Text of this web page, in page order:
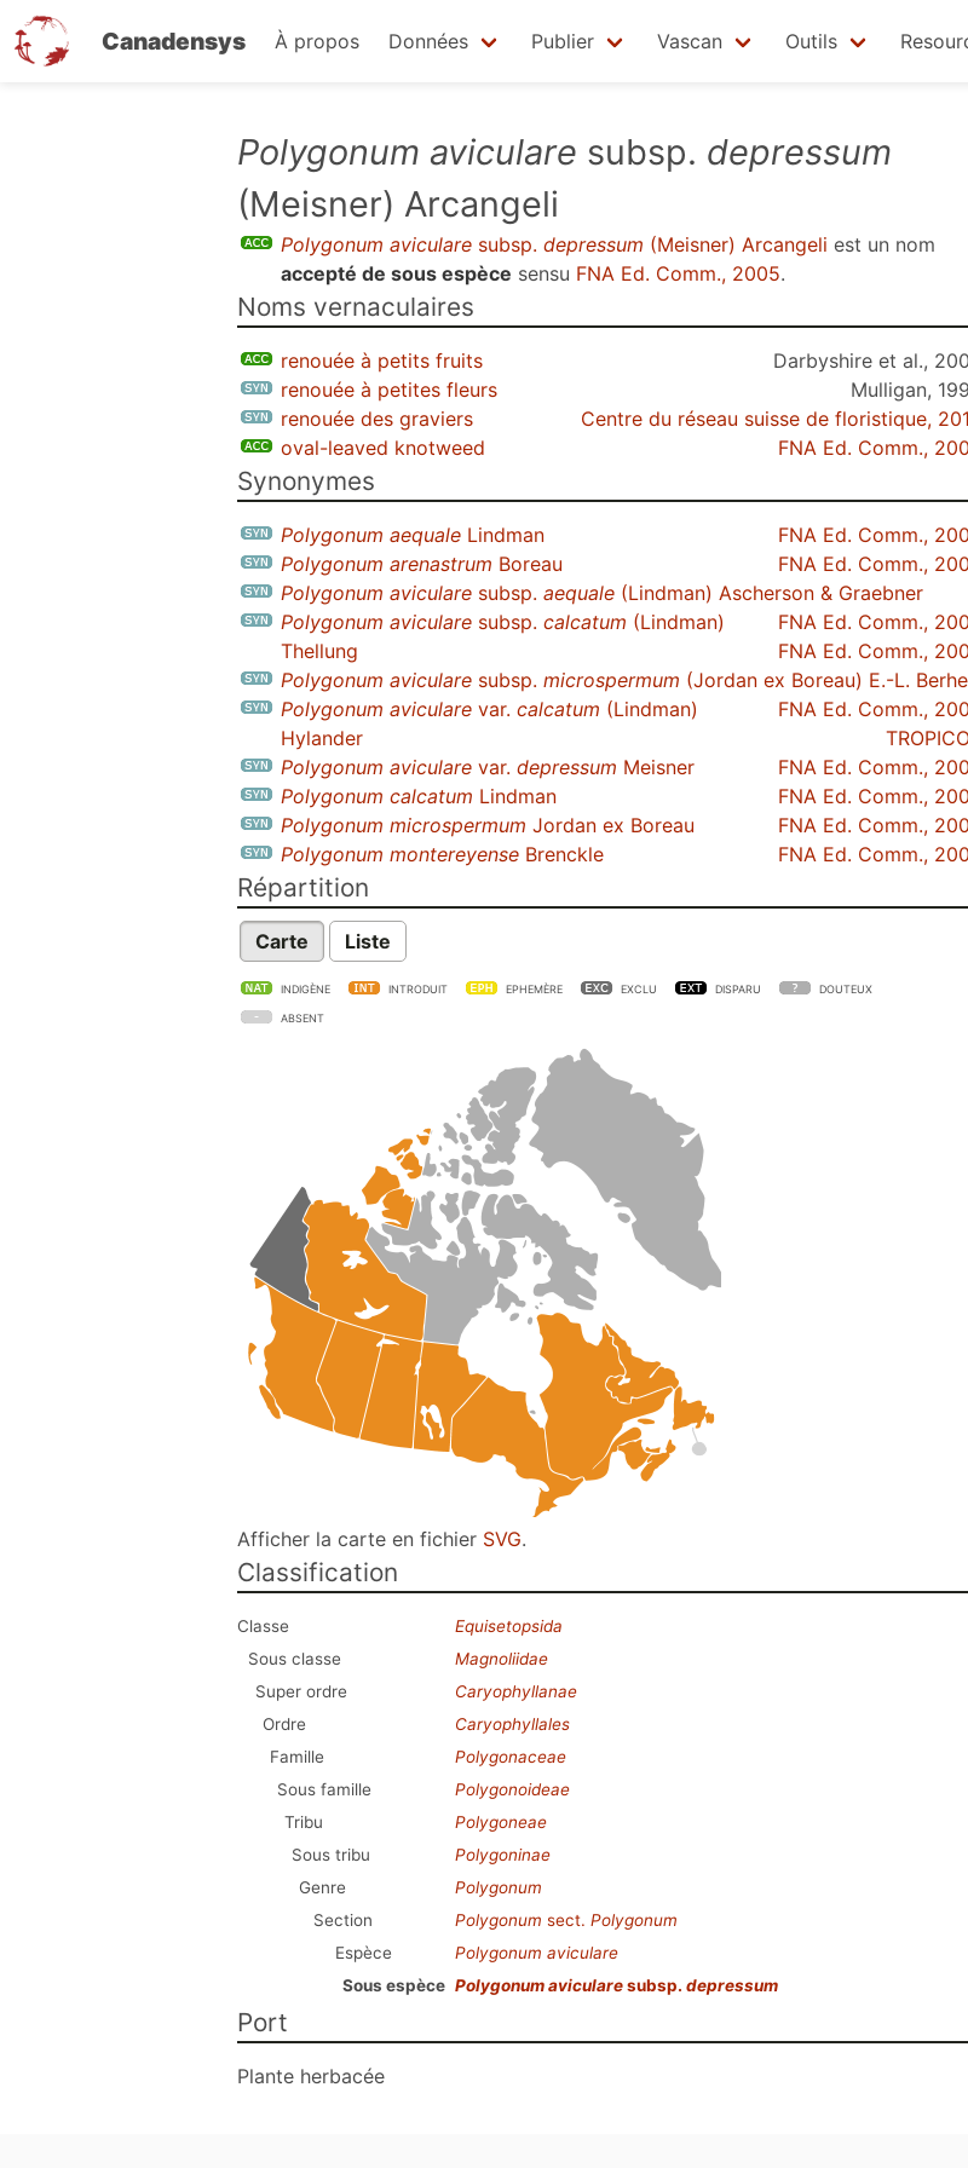
Canadensys À propos Données Publier Vascan Outils
Polygonum aviculare subsp. depressum
(Meisner) Arcangeli
Polygonum aviculare subsp. depressum (Meisner) Arcangeli est un nom
accepté de sous espèce sensu FNA Ed. Comm., 2005.
Noms vernaculaires
renouée à petits fruits
Darbyshire et al.,
renouée à petites fleurs
Mulligan,
renouée des graviers
Centre du réseau suisse de floristique,
oval-leaved knotweed
FNA Ed. Comm.,
Synonymes
Polygonum aequale Lindman
FNA Ed. Comm.,
Polygonum arenastrum Boreau
FNA Ed. Comm.,
Polygonum aviculare subsp. aequale (Lindman) Ascherson & Graebner
FNA Ed. Comm.,
Polygonum aviculare subsp. calcatum (Lindman)
Thellung
FNA Ed. Comm.,
Polygonum aviculare subsp. microspermum (Jordan ex Boreau) E.-L.
FNA Ed. Comm.,
Polygonum aviculare var. calcatum (Lindman)
Hylander
Polygonum aviculare var. depressum Meisner
FNA Ed. Comm.,
Polygonum calcatum Lindman
FNA Ed. Comm.,
Polygonum microspermum Jordan ex Boreau
FNA Ed. Comm.,
Polygonum montereyense Brenckle FNA Ed. Comm.,
Répartition
Carte Liste
INDIGÈNE INTRODUIT EPHEMÈRE EXCLU DISPARU DOUTEUX
ABSENT
Afficher la carte en fichier SVG.
Classification
Classe
Equisetopsida
Sous classe
Magnoliidae
Super ordre
Caryophyllanae
Ordre
Caryophyllales
Famille
Polygonaceae
Sous famille
Polygonoideae
Tribu
Polygoneae
Sous tribu
Polygoninae
Genre
Polygonum
Section
Polygonum sect. Polygonum
Espèce
Polygonum aviculare
Sous espèce Polygonum avicularesubsp. depressum
Port
Plante herbacée